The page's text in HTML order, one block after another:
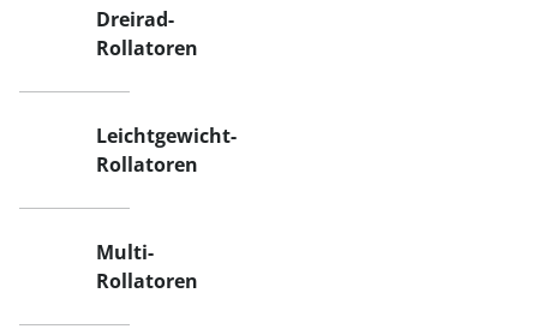
Dreirad-
Rollatoren
Leichtgewicht-
Rollatoren
Multi-
Rollatoren